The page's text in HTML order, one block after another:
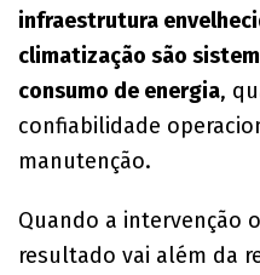
infraestrutura
climatização são
consumo de energia,
confiabilidade
manutenção.
Quando a intervenção
resultado vai além da